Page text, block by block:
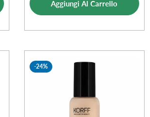
vendita
Aggiungi Al Carrello
-24%